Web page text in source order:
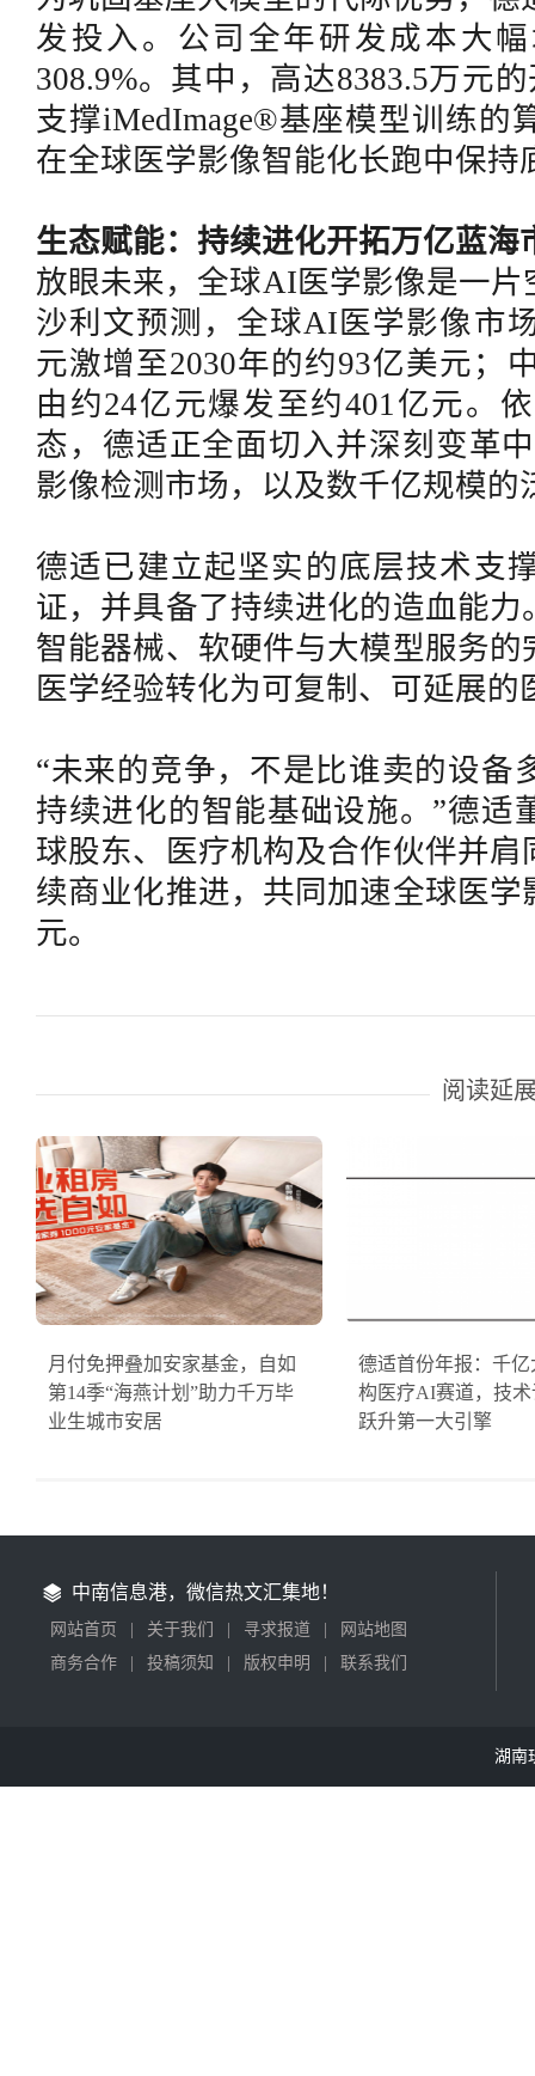
发投入。公司全年研发成本大
308.9%。其中，高达8383.5万元
支撑iMedImage®基座模型训练的
在全球医学影像智能化长跑中保持
生态赋能：持续进化开拓万亿蓝海
放眼未来，全球AI医学影像是一片
沙利文预测，全球AI医学影像市
元激增至2030年的约93亿美元；
由约24亿元爆发至约401亿元。
态，德适正全面切入并深刻变革
影像检测市场，以及数千亿规模的
德适已建立起坚实的底层技术支
证，并具备了持续进化的造血能
智能器械、软硬件与大模型服务
医学经验转化为可复制、可延展的
“未来的竞争，不是比谁卖的设备
持续进化的智能基础设施。”德适
球股东、医疗机构及合作伙伴并
续商业化推进，共同加速全球医
元。
阅读延
月付免押叠加安家基金，自如
第14季“海燕计划”助力千万毕
业生城市安居
德适首份年报：千亿
构医疗AI赛道，技
跃升第一大引擎
中南信息港，微信热文汇集地！
网站首页 关于我们 寻求报道
网站地图
商务合作
投稿须知 版权申明 联系我们
湖南